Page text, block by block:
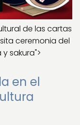
de las cartas
ceremonia del
sakura">
en el